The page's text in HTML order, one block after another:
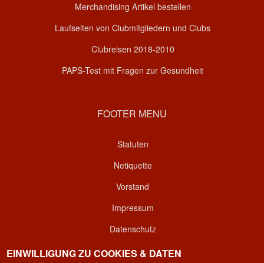
Merchandising Artikel bestellen
Laufseiten von Clubmitgliedern und Clubs
Clubreisen 2018-2010
PAPS-Test mit Fragen zur Gesundheit
FOOTER MENU
Statuten
Netiquette
Vorstand
Impressum
Datenschutz
Kontakt
EINWILLIGUNG ZU COOKIES & DATEN